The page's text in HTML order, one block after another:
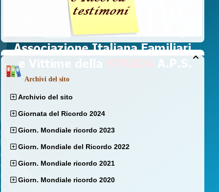

Archivi del sito
Archivio del sito
Giornata del Ricordo 2024
Giorn. Mondiale ricordo 2023
Giorn. Mondiale del Ricordo 2022
Giorn. Mondiale ricordo 2021
Giorn. Mondiale ricordo 2020